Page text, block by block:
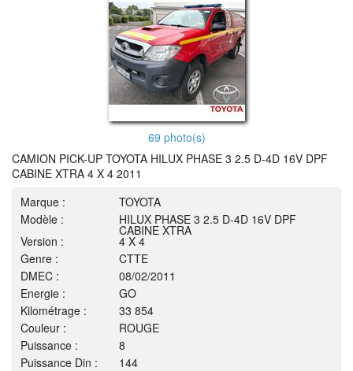
69 photo(s)
CAMION PICK-UP TOYOTA HILUX PHASE 3 2.5 D-4D 16V DPF
CABINE XTRA 4 X 4 2011
Marque :
TOYOTA
Modèle :
HILUX PHASE 3 2.5 D-4D 16V DPF
CABINE XTRA
Version :
4 X 4
Genre :
CTTE
DMEC :
08/02/2011
Energie :
GO
Kilométrage :
33 854
Couleur :
ROUGE
Puissance :
8
Puissance Din :
144